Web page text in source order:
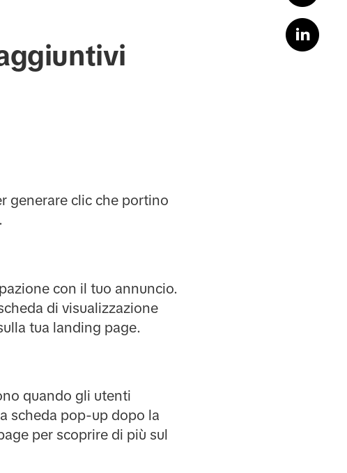
generare clic che portino
con il tuo annuncio.
di visualizzazione
tua landing page.
quando gli utenti
scheda pop-up dopo la
per scoprire di più sul